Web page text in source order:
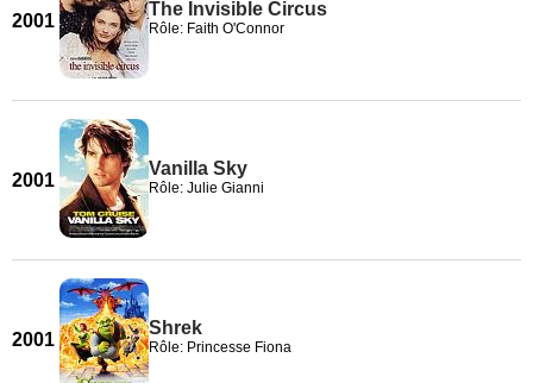
2001
The Invisible Circus
Rôle: Faith O'Connor
2001
Vanilla Sky
Rôle: Julie Gianni
2001
Shrek
Rôle: Princesse Fiona